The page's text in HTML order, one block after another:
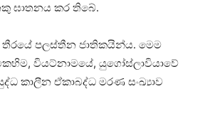
ඝාතනය කර තිබේ.
තීරයේ පලස්තීන ජාතිකයින්ය. මෙම
වියට්නාමයේ, යුගෝස්ලාවියාවේ
කාලීන ඒකාබද්ධ මරණ සංඛ්‍යාව